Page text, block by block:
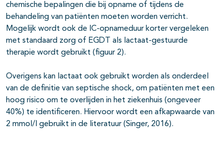
chemische bepalingen die bij opname of tijdens de
behandeling van patiënten moeten worden verricht.
Mogelijk wordt ook de IC-opnameduur korter vergeleken
met standaard zorg of EGDT als lactaat-gestuurde
therapie wordt gebruikt (figuur 2).
Overigens kan lactaat ook gebruikt worden als onderdeel
van de definitie van septische shock, om patiënten met een
hoog risico om te overlijden in het ziekenhuis (ongeveer
40%) te identificeren. Hiervoor wordt een afkapwaarde van
2 mmol/l gebruikt in de literatuur (Singer, 2016).